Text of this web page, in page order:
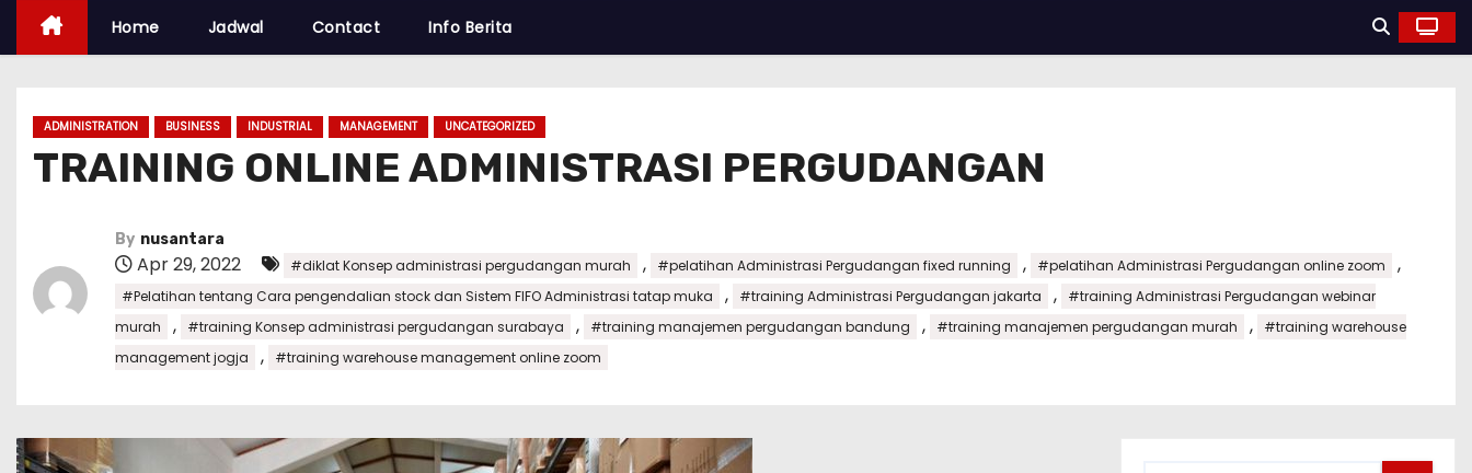
Home Jadwal Contact Info Berita
ADMINISTRATION BUSINESS INDUSTRIAL MANAGEMENT UNCATEGORIZED
TRAINING ONLINE ADMINISTRASI PERGUDANGAN
By nusantara
Apr 29, 2022 #diklat Konsep administrasi pergudangan murah , #pelatihan Administrasi Pergudangan fixed running , #pelatihan Administrasi Pergudangan online zoom ,
#Pelatihan tentang Cara pengendalian stock dan Sistem FIFO Administrasi tatap muka , #training Administrasi Pergudangan jakarta ,
#training Administrasi Pergudangan webinar
murah
, #training Konsep administrasi pergudangan surabaya , #training manajemen pergudangan bandung , #training manajemen pergudangan murah ,
#training warehouse
management jogja
, #training warehouse management online zoom